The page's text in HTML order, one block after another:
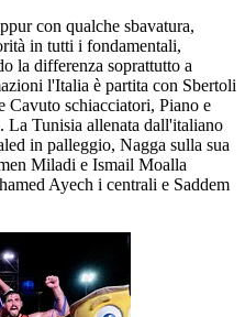
con qualche sbavatura,
in tutti i fondamentali,
la differenza soprattutto a
l'Italia è partita con Sbertoli
schiacciatori, Piano e
La Tunisia allenata dall'italiano
in palleggio, Nagga sulla sua
Miladi e Ismail Moalla
Ayech i centrali e Saddem